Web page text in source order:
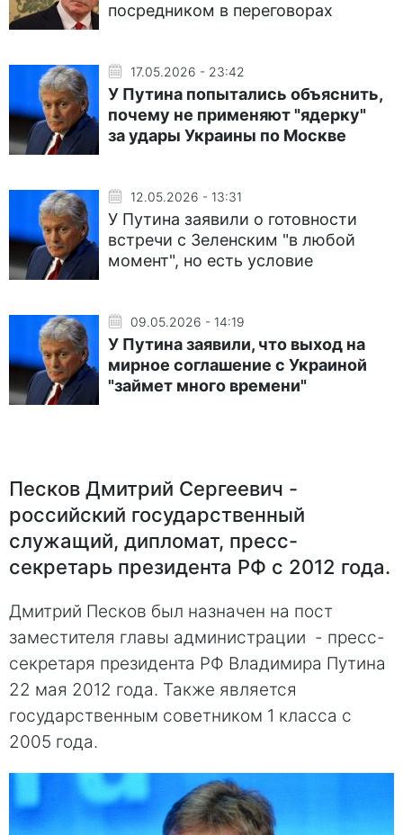
посредником в переговорах
17.05.2026 - 23:42
У Путина попытались объяснить,
почему не применяют "ядерку"
за удары Украины по Москве
12.05.2026 - 13:31
У Путина заявили о готовности
встречи с Зеленским "в любой
момент", но есть условие
09.05.2026 - 14:19
У Путина заявили, что выход на
мирное соглашение с Украиной
"займет много времени"
Песков Дмитрий Сергеевич -
российский государственный
служащий, дипломат, пресс-
секретарь президента РФ с 2012 года.
Дмитрий Песков был назначен на пост
заместителя главы администрации - пресс-
секретаря президента РФ Владимира Путина
22 мая 2012 года. Также является
государственным советником 1 класса с
2005 года.